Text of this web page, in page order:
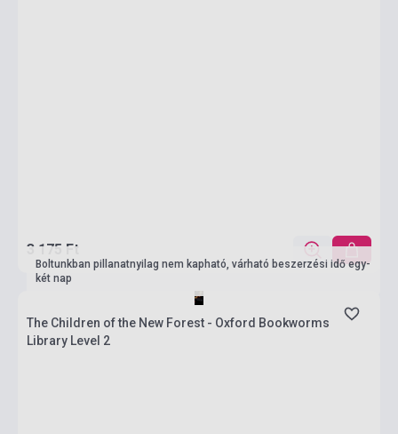
3 175 Ft
Boltunkban pillanatnyilag nem kapható, várható beszerzési idő egy-
két nap
The Children of the New Forest - Oxford Bookworms
Library Level 2